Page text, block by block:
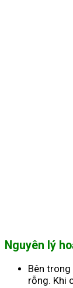
Nguyên lý
Bên trong
rỗng. Khi